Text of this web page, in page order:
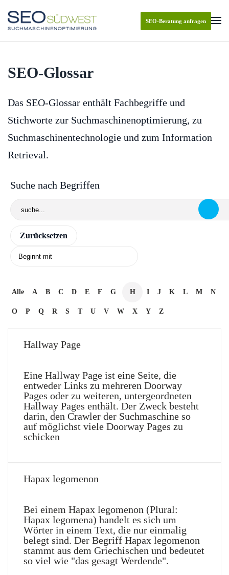
Skip to main content
SEO-Beratung anfragen
SEO-Glossar
Das SEO-Glossar enthält Fachbegriffe und
Stichworte zur Suchmaschinenoptimierung, zu
Suchmaschinentechnologie und zum Information
Retrieval.
Suche nach Begriffen
Alle A B C D E F G H I J K L M N
O P Q R S T U V W X Y Z
Hallway Page
Eine Hallway Page ist eine Seite, die
entweder Links zu mehreren Doorway
Pages oder zu weiteren, untergeordneten
Hallway Pages enthält. Der Zweck besteht
darin, den Crawler der Suchmaschine so
auf möglichst viele Doorway Pages zu
schicken
Hapax legomenon
Bei einem Hapax legomenon (Plural:
Hapax legomena) handelt es sich um
Wörter in einem Text, die nur einmalig
belegt sind. Der Begriff Hapax legomenon
stammt aus dem Griechischen und bedeutet
so viel wie "das gesagt Werdende".